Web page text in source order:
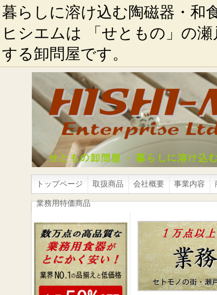
暮らしに溶け込む陶磁器・
ヒシエムは 「せともの」の
する卸問屋です。
トップページ 取扱商品 会社概要 事業内容
業務用特価商品